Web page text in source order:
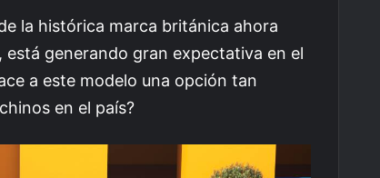
la histórica marca británica ahora
generando gran expectativa en el
a este modelo una opción tan
en el país?